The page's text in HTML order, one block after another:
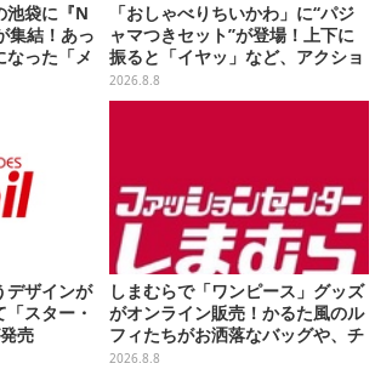
池袋に『N
集結！あっ
なった「メ
ポート
「おしゃべりちいかわ」に“パジ
ャマつきセット”が登場！上下に
振ると「イヤッ」など、アクショ
ンに応じて喋ってくれる
2026.8.8
デザインが
スター・
売
しまむらで「ワンピース」グッズ
がオンライン販売！かるた風のル
フィたちがお洒落なバッグや、チ
ョッパーが可愛いサンダルも
2026.8.8